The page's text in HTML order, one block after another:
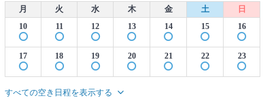
月 火 水 木 金 土
日
10
11 12 13 14 15 16
17 18 19 20 21 22 23
すべての空き日程を表示する